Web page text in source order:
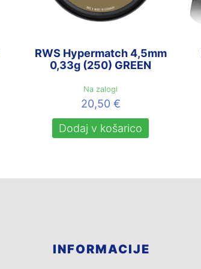
RWS Hypermatch 4,5mm
0,33g (250) GREEN
Na zalogi
20,50 €
Dodaj v košarico
INFORMACIJE